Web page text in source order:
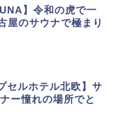
】令和の虎で一
のサウナで極まり
セルホテル北欧】サ
ー憧れの場所でと